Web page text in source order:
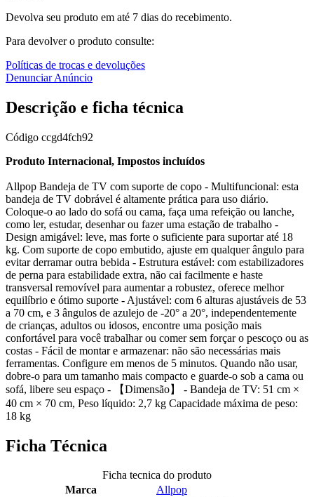
Devolva seu produto em até 7 dias do recebimento.
Para devolver o produto consulte:
Políticas de trocas e devoluções
Denunciar Anúncio
Descrição e ficha técnica
Código ccgd4fch92
Produto Internacional, Impostos incluídos
Allpop Bandeja de TV com suporte de copo - Multifuncional: esta
bandeja de TV dobrável é altamente prática para uso diário.
Coloque-o ao lado do sofá ou cama, faça uma refeição ou lanche,
como ler, estudar, desenhar ou fazer uma estação de trabalho -
Design amigável: leve, mas forte o suficiente para suportar até 18
kg. Com suporte de copo embutido, ajuste em qualquer ângulo para
evitar derramar outra bebida - Estrutura estável: com estabilizadores
de perna para estabilidade extra, não cai facilmente e haste
transversal removível para aumentar a robustez, oferece melhor
equilíbrio e ótimo suporte - Ajustável: com 6 alturas ajustáveis de 53
a 70 cm, e 3 ângulos de azulejo de -20° a 20°, independentemente
de crianças, adultos ou idosos, encontre uma posição mais
confortável para você trabalhar ou comer sem forçar o pescoço ou as
costas - Fácil de montar e armazenar: não são necessárias mais
ferramentas. Configure em menos de 5 minutos. Quando não usar,
dobre-o para um tamanho mais compacto e guarde-o sob a cama ou
sofá, libere seu espaço - 【Dimensão】 - Bandeja de TV: 51 cm ×
40 cm × 70 cm, Peso líquido: 2,7 kg Capacidade máxima de peso:
18 kg
Ficha Técnica
Ficha tecnica do produto
Marca
Allpop